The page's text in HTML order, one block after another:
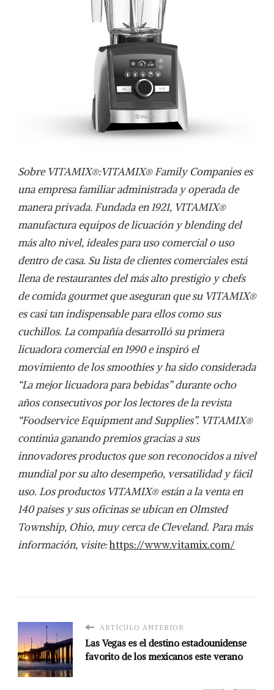
Sobre VITAMIX®:VITAMIX® Family Companies es
una empresa familiar administrada y operada de
manera privada. Fundada en 1921, VITAMIX®
manufactura equipos de licuación y blending del
más alto nivel, ideales para uso comercial o uso
dentro de casa. Su lista de clientes comerciales está
llena de restaurantes del más alto prestigio y chefs
de comida gourmet que aseguran que su VITAMIX®
es casi tan indispensable para ellos como sus
cuchillos. La compañía desarrolló su primera
licuadora comercial en 1990 e inspiró el
movimiento de los smoothies y ha sido considerada
“La mejor licuadora para bebidas” durante ocho
años consecutivos por los lectores de la revista
“Foodservice Equipment and Supplies”. VITAMIX®
continúa ganando premios gracias a sus
innovadores productos que son reconocidos a nivel
mundial por su alto desempeño, versatilidad y fácil
uso. Los productos VITAMIX® están a la venta en
140 países y sus oficinas se ubican en Olmsted
Township, Ohio, muy cerca de Cleveland. Para más
información, visite:https://www.vitamix.com/
ARTÍCULO ANTERIOR
Las Vegas es el destino estadounidense
favorito de los mexicanos este verano